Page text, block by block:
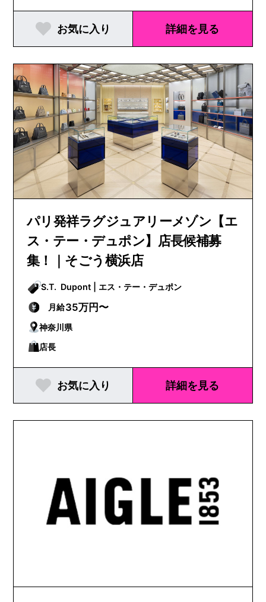
お気に入り 詳細を見る
パリ発祥ラグジュアリーメゾン【エ
ス・テー・デュポン】店長候補募
集！｜そごう横浜店
S.T. Dupont | エス・テー・デュポン
月給35万円〜
神奈川県
店長
お気に入り 詳細を見る